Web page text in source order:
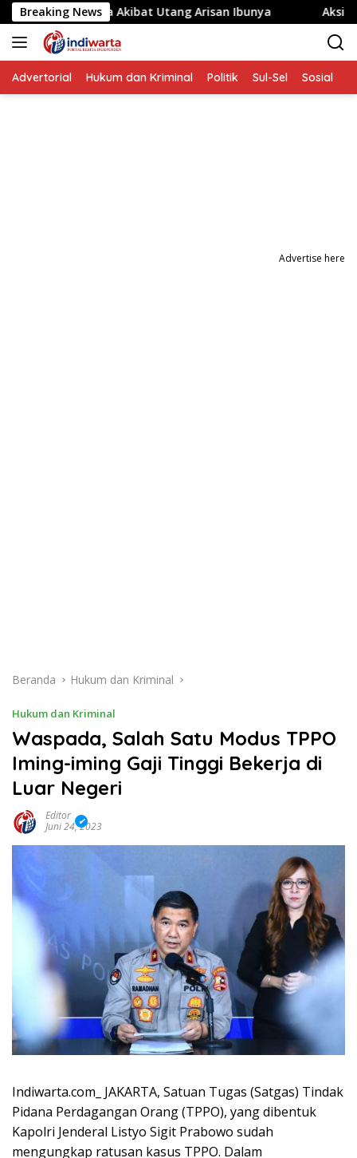
Langsung
ke
konten
Breaking News
Akibat Utang Arisan Ibunya Aksi
Advertorial Hukum dan Kriminal Politik Sul-Sel Sosial
Advertise here
Beranda Hukum dan Kriminal
Hukum dan Kriminal
Waspada, Salah Satu Modus TPPO
Iming-iming Gaji Tinggi Bekerja di
Luar Negeri
Editor
Juni 24, 2023
Indiwarta.com_ JAKARTA, Satuan Tugas (Satgas) Tindak
Pidana Perdagangan Orang (TPPO), yang dibentuk
Kapolri Jenderal Listyo Sigit Prabowo sudah
mengungkap ratusan kasus TPPO. Dalam